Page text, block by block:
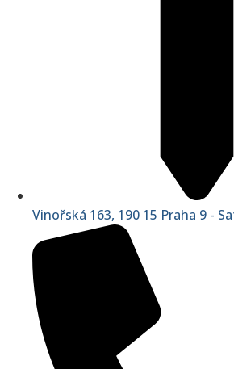
Vinořská 163, 190 15 Praha 9 -